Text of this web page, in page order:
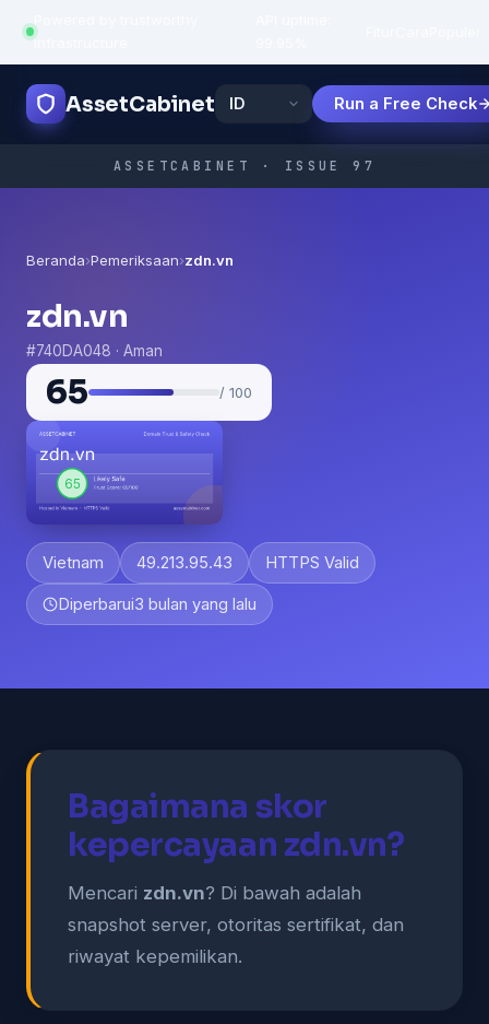
infrastructure
AssetCabinet Run a Free Check
ASSETCABINET · ISSUE 97
Beranda›Pemeriksaan›zdn.vn
zdn.vn
#740DA048 · Aman
65 / 100
Vietnam 49.213.95.43 HTTPS Valid
Diperbarui3 bulan yang lalu
Bagaimana skor
kepercayaan zdn.vn?
Mencari zdn.vn? Di bawah adalah
snapshot server, otoritas sertifikat, dan
riwayat kepemilikan.